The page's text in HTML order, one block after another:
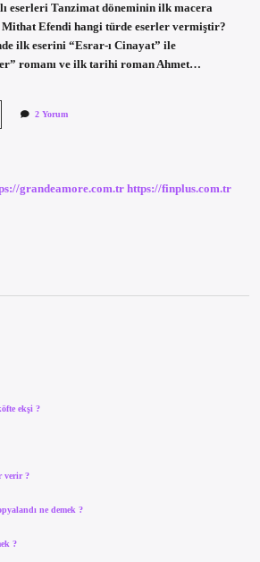
eserleri Tanzimat döneminin ilk macera
Mithat Efendi hangi türde eserler vermiştir?
ilk eserini “Esrar-ı Cinayat” ile
romanı ve ilk tarihi roman Ahmet…
2 Yorum
grandeamore.com.tr https://finplus.com.tr
ekşi ?
verir ?
ne demek ?
?